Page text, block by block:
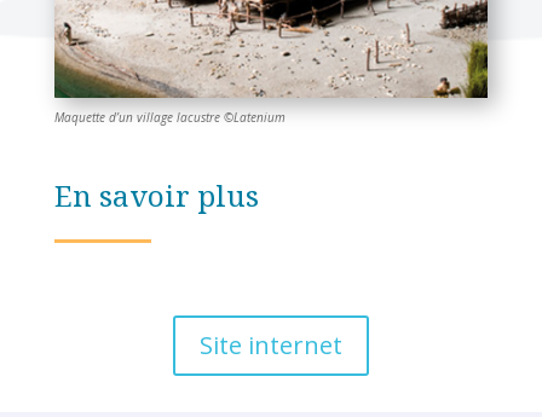
Maquette d’un village lacustre ©Latenium
En savoir plus
Site internet